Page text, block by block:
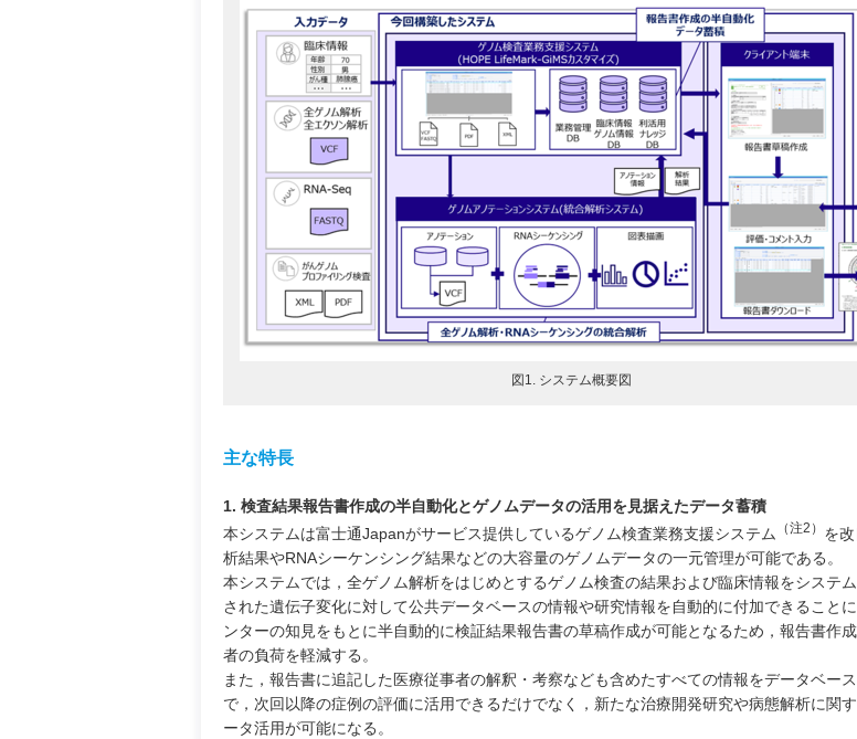
図1. システム概要図
主な特長
1. 検査結果報告書作成の半自動化とゲノムデータの活用を見据えたデータ蓄積
本システムは富士通Japanがサービス提供しているゲノム検査業務支援システム
（注2） を
析結果やRNAシーケンシング結果などの大容量のゲノムデータの一元管理が可能である。
本システムでは，全ゲノム解析をはじめとするゲノム検査の結果および臨床情報をシステ
された遺伝子変化に対して公共データベースの情報や研究情報を自動的に付加できること
ンターの知見をもとに半自動的に検証結果報告書の草稿作成が可能となるため，報告書作
者の負荷を軽減する。
また，報告書に追記した医療従事者の解釈・考察なども含めたすべての情報をデータベー
で，次回以降の症例の評価に活用できるだけでなく，新たな治療開発研究や病態解析に関
ータ活用が可能になる。